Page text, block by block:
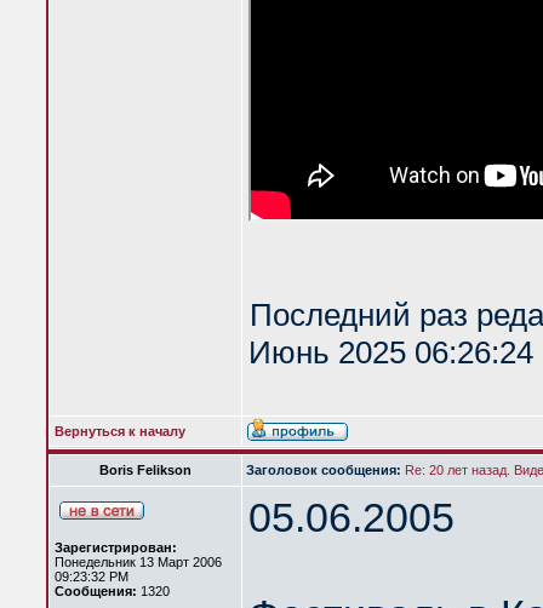
Последний раз
Июнь 2025 06:26:24
Вернуться к началу
Boris Felikson Заголовок сообщения: Re: 20 лет назад.
Зарегистрирован:
Понедельник 13 Март 2006
09:23:32 PM
Сообщения: 1320
05.06.2005